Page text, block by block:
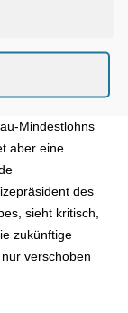
der
Mindestlohns
aber eine
des
sieht kritisch,
zukünftige
verschoben